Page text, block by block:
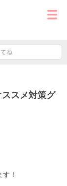
スメ対策グ
！